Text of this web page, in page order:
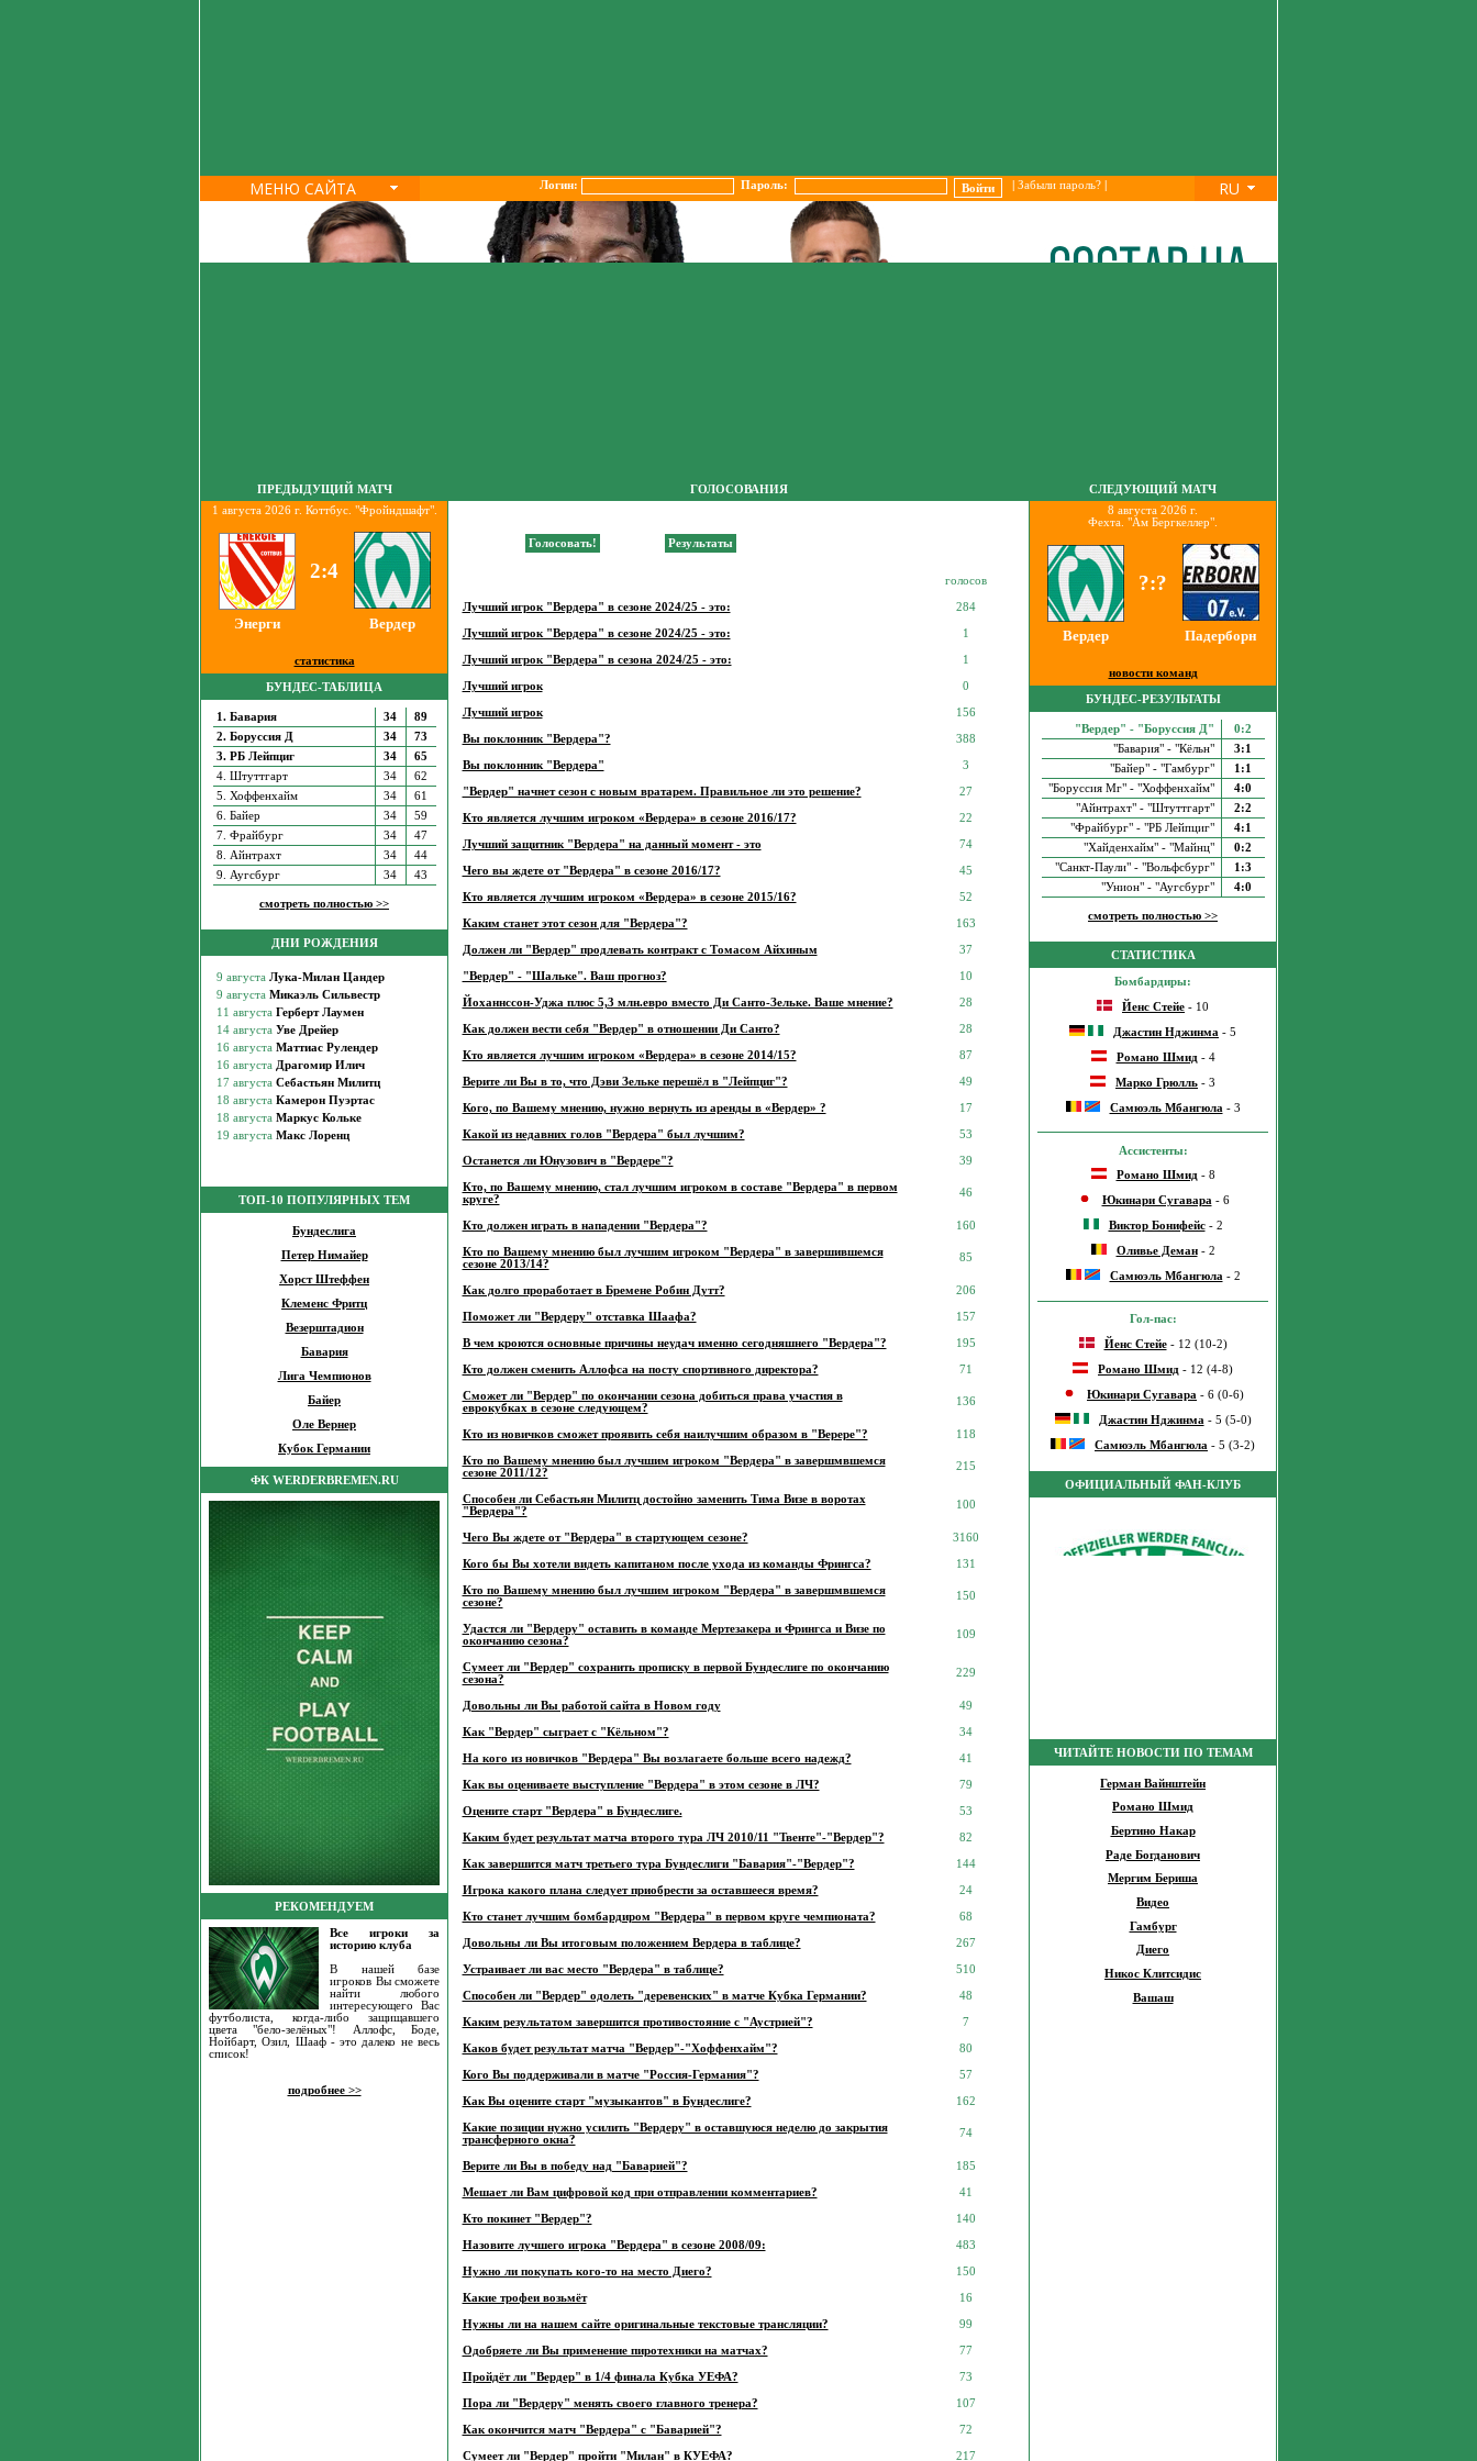
МЕНЮ САЙТА Логин: Пароль: Забыли пароль?| RU
ПРЕДЫДУЩИЙ МАТЧ
1 августа 2026 г. Коттбус. "Фройндшафт".
2:4
Энерги Вердер
статистика
БУНДЕС-ТАБЛИЦА
1. Бавария 34
89
2. Боруссия Д
34
73
3. РБ Лейпциг
34
65
4. Штуттгарт
34
62
5. Хоффенхайм
34
61
6. Байер
34
59
7. Фрайбург
34
47
8. Айнтрахт
34
44
9. Аугсбург
34 43
смотреть полностью >>
ДНИ РОЖДЕНИЯ
ТОП-10 ПОПУЛЯРНЫХ ТЕМ
Бундеслига
Петер Нимайер
Хорст Штеффен
Клеменс Фритц
Везерштадион
Бавария
Лига Чемпионов
Байер
Оле Вернер
Кубок Германии
ФК WERDERBREMEN.RU
РЕКОМЕНДУЕМ
Все игроки за
историю клуба
В нашей базе
игроков Вы сможете
найти любого
интересующего Вас
футболиста, когда-либо защищавшего
цвета "бело-зелёных"! Аллофс, Боде,
Нойбарт, Озил, Шааф - это далеко не весь
список!
подробнее >>
ГОЛОСОВАНИЯ
голосов
Лучший игрок "Вердера" в сезоне 2024/25 - это: 284
Лучший игрок "Вердера" в сезоне 2024/25 - это: 1
Лучший игрок "Вердера" в сезона 2024/25 - это: 1
Лучший игрок 0
Лучший игрок 156
Вы поклонник "Вердера"? 388
Вы поклонник "Вердера" 3
"Вердер" начнет сезон с новым вратарем. Правильное ли это решение? 27
Кто является лучшим игроком «Вердера» в сезоне 2016/17? 22
Лучший защитник "Вердера" на данный момент - это 74
Чего вы ждете от "Вердера" в сезоне 2016/17? 45
Кто является лучшим игроком «Вердера» в сезоне 2015/16? 52
Каким станет этот сезон для "Вердера"? 163
Должен ли "Вердер" продлевать контракт с Томасом Айхиным 37
"Вердер" - "Шальке". Ваш прогноз? 10
Йоханнссон-Уджа плюс 5,3 млн.евро вместо Ди Санто-Зельке. Ваше мнение? 28
Как должен вести себя "Вердер" в отношении Ди Санто? 28
Кто является лучшим игроком «Вердера» в сезоне 2014/15? 87
Верите ли Вы в то, что Дэви Зельке перешёл в "Лейпциг"? 49
Кого, по Вашему мнению, нужно вернуть из аренды в «Вердер» ? 17
Какой из недавних голов "Вердера" был лучшим? 53
Останется ли Юнузович в "Вердере"? 39
Кто, по Вашему мнению, стал лучшим игроком в составе "Вердера" в первом
круге?
46
Кто должен играть в нападении "Вердера"? 160
Кто по Вашему мнению был лучшим игроком "Вердера" в завершившемся
сезоне 2013/14?
85
Как долго проработает в Бремене Робин Дутт? 206
Поможет ли "Вердеру" отставка Шаафа? 157
В чем кроются основные причины неудач именно сегодняшнего "Вердера"? 195
Кто должен сменить Аллофса на посту спортивного директора? 71
Сможет ли "Вердер" по окончании сезона добиться права участия в
еврокубках в сезоне следующем?
136
Кто из новичков сможет проявить себя наилучшим образом в "Верере"? 118
Кто по Вашему мнению был лучшим игроком "Вердера" в завершмвшемся
сезоне 2011/12?
215
Способен ли Себастьян Милитц достойно заменить Тима Визе в воротах
"Вердера"?
100
Чего Вы ждете от "Вердера" в стартующем сезоне? 3160
Кого бы Вы хотели видеть капитаном после ухода из команды Фрингса? 131
Кто по Вашему мнению был лучшим игроком "Вердера" в завершмвшемся
сезоне?
150
Удастся ли "Вердеру" оставить в команде Мертезакера и Фрингса и Визе по
окончанию сезона?
109
Сумеет ли "Вердер" сохранить прописку в первой Бундеслиге по окончанию
сезона?
229
Довольны ли Вы работой сайта в Новом году 49
Как "Вердер" сыграет с "Кёльном"? 34
На кого из новичков "Вердера" Вы возлагаете больше всего надежд? 41
Как вы оцениваете выступление "Вердера" в этом сезоне в ЛЧ? 79
Оцените старт "Вердера" в Бундеслиге. 53
Каким будет результат матча второго тура ЛЧ 2010/11 "Твенте"-"Вердер"? 82
Как завершится матч третьего тура Бундеслиги "Бавария"-"Вердер"? 144
Игрока какого плана следует приобрести за оставшееся время? 24
Кто станет лучшим бомбардиром "Вердера" в первом круге чемпионата? 68
Довольны ли Вы итоговым положением Вердера в таблице? 267
Устраивает ли вас место "Вердера" в таблице? 510
Способен ли "Вердер" одолеть "деревенских" в матче Кубка Германии? 48
Каким результатом завершится противостояние с "Аустрией"? 7
Каков будет результат матча "Вердер"-"Хоффенхайм"? 80
Кого Вы поддерживали в матче "Россия-Германия"? 57
Как Вы оцените старт "музыкантов" в Бундеслиге? 162
Какие позиции нужно усилить "Вердеру" в оставшуюся неделю до закрытия
трансферного окна?
74
Верите ли Вы в победу над "Баварией"? 185
Мешает ли Вам цифровой код при отправлении комментариев? 41
Кто покинет "Вердер"? 140
Назовите лучшего игрока "Вердера" в сезоне 2008/09: 483
Нужно ли покупать кого-то на место Диего? 150
Какие трофеи возьмёт 16
Нужны ли на нашем сайте оригинальные текстовые трансляции? 99
Одобряете ли Вы применение пиротехники на матчах? 77
Пройдёт ли "Вердер" в 1/4 финала Кубка УЕФА? 73
Пора ли "Вердеру" менять своего главного тренера? 107
Как окончится матч "Вердера" с "Баварией"? 72
Сумеет ли "Вердер" пройти "Милан" в КУЕФА? 217
СЛЕДУЮЩИЙ МАТЧ
8 августа 2026 г.
Фехта. "Ам Бергкеллер".
?:?
Вердер Падерборн
новости команд
БУНДЕС-РЕЗУЛЬТАТЫ
"Вердер" - "Боруссия Д"
0:2
"Бавария" - "Кёльн"
3:1
"Байер" - "Гамбург"
1:1
"Боруссия Мг" - "Хоффенхайм"
4:0
"Айнтрахт" - "Штуттгарт"
2:2
"Фрайбург" - "РБ Лейпциг"
4:1
"Хайденхайм" - "Майнц"
0:2
"Санкт-Паули" - "Вольфсбург"
1:3
"Унион" - "Аугсбург"
4:0
смотреть полностью >>
СТАТИСТИКА
Бомбардиры:
Йенс Стейе - 10
Джастин Нджинма - 5
Романо Шмид- 4
Марко Грюлль - 3
Самюэль Мбангюла - 3
Ассистенты:
Романо Шмид- 8
Юкинари Сугавара- 6
Виктор Бонифейс- 2
Оливье Деман- 2
Самюэль Мбангюла- 2
Гол-пас:
Йенс Стейе- 12 (10-2)
Романо Шмид - 12 (4-8)
Юкинари Сугавара - 6 (0-6)
Джастин Нджинма - 5 (5-0)
Самюэль Мбангюла - 5 (3-2)
ОФИЦИАЛЬНЫЙ ФАН-КЛУБ
ЧИТАЙТЕ НОВОСТИ ПО ТЕМАМ
Герман Вайнштейн
Романо Шмид
Бертино Накар
Раде Богданович
Мергим Бериша
Видео
Гамбург
Диего
Никос Клитсидис
Вашаш